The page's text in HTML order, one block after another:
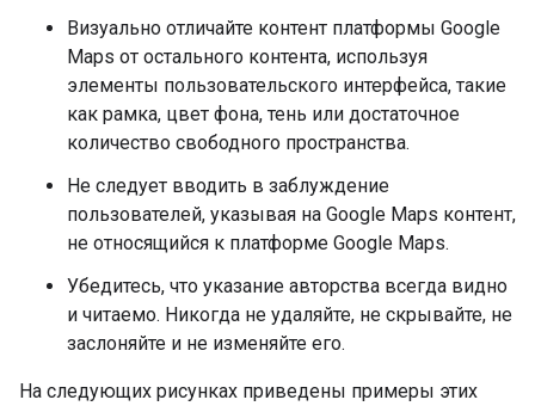
Визуально отличайте контент платформы Google
Maps от остального контента, используя
элементы пользовательского интерфейса, такие
как рамка, цвет фона, тень или достаточное
количество свободного пространства.
Не следует вводить в заблуждение
пользователей, указывая на Google Maps контент,
не относящийся к платформе Google Maps.
Убедитесь, что указание авторства всегда видно
и читаемо. Никогда не удаляйте, не скрывайте, не
заслоняйте и не изменяйте его.
На следующих рисунках приведены примеры этих